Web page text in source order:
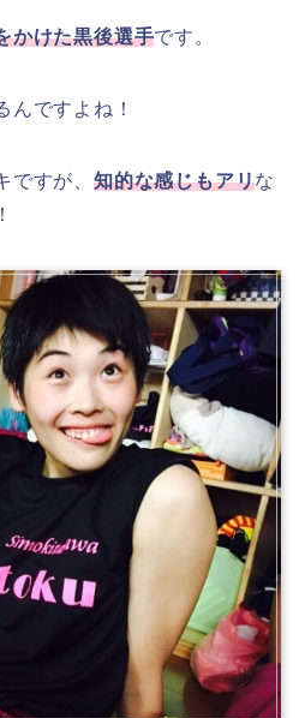
かけた黒後選手です。
んですよね！
ですが、 知的な感じもアリな